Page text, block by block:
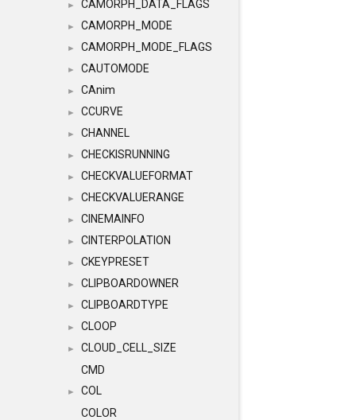
► CAMORPH_DATA_FLAGS
► CAMORPH_MODE
► CAMORPH_MODE_FLAGS
► CAUTOMODE
► CAnim
► CCURVE
► CHANNEL
► CHECKISRUNNING
► CHECKVALUEFORMAT
► CHECKVALUERANGE
► CINEMAINFO
► CINTERPOLATION
► CKEYPRESET
► CLIPBOARDOWNER
► CLIPBOARDTYPE
► CLOOP
►
CLOUD_CELL_SIZE
CMD
►
COL
COLOR